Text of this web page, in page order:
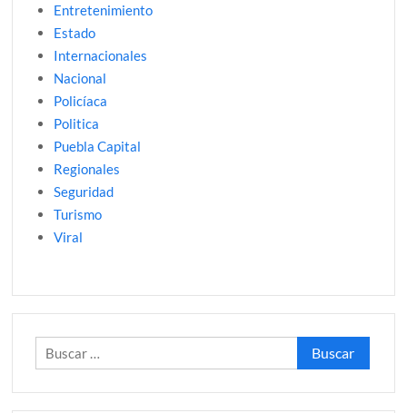
Entretenimiento
Estado
Internacionales
Nacional
Policíaca
Politica
Puebla Capital
Regionales
Seguridad
Turismo
Viral
Buscar: